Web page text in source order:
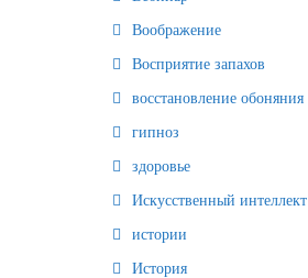
Воображение
Восприятие запахов
восстановление обоняния
гипноз
здоровье
Искусственный интеллект
истории
История